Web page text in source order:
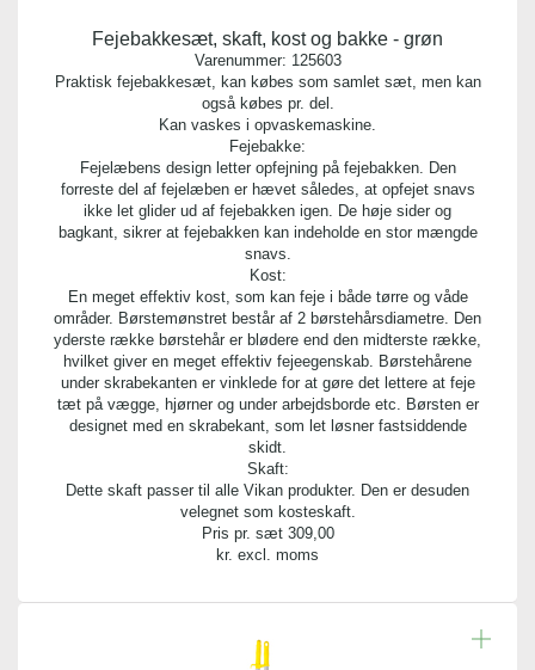
Fejebakkesæt, skaft, kost og bakke - grøn
Varenummer: 125603
Praktisk fejebakkesæt, kan købes som samlet sæt, men kan
også købes pr. del.
Kan vaskes i opvaskemaskine.
Fejebakke:
Fejelæbens design letter opfejning på fejebakken. Den
forreste del af fejelæben er hævet således, at opfejet snavs
ikke let glider ud af fejebakken igen. De høje sider og
bagkant, sikrer at fejebakken kan indeholde en stor mængde
snavs.
Kost:
En meget effektiv kost, som kan feje i både tørre og våde
områder. Børstemønstret består af 2 børstehårsdiametre. Den
yderste række børstehår er blødere end den midterste række,
hvilket giver en meget effektiv fejeegenskab. Børstehårene
under skrabekanten er vinklede for at gøre det lettere at feje
tæt på vægge, hjørner og under arbejdsborde etc. Børsten er
designet med en skrabekant, som let løsner fastsiddende
skidt.
Skaft:
Dette skaft passer til alle Vikan produkter. Den er desuden
velegnet som kosteskaft.
Pris pr. sæt 309,00
kr. excl. moms